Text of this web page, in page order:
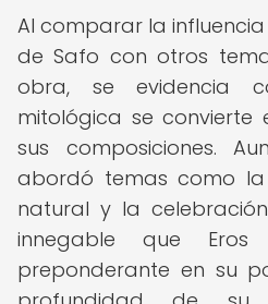
Al comparar la
de Safo con otros
obra, se evidencia
mitológica se convierte
sus composiciones.
abordó temas como
natural y la
innegable que
preponderante en su